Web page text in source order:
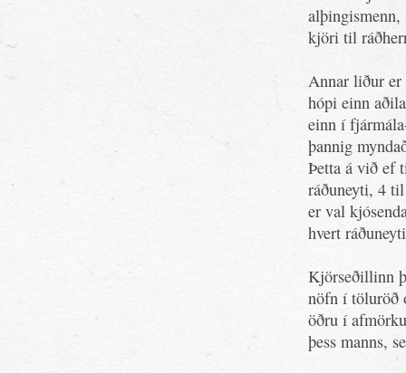
kjöri til
Annar liður er
hópi einn
einn í
þannig
Þetta á við ef
ráðuneyti, 4
er val
hvert
Kjörseðillinn
nöfn í töluröð
öðru í
þess manns,